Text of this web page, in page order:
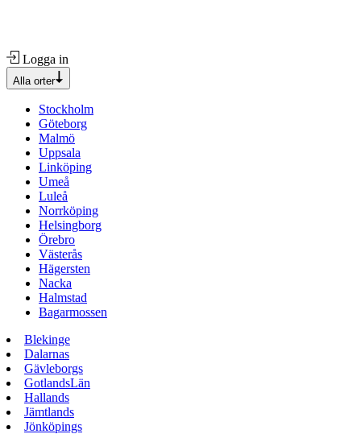
Logga in
Alla orter
Stockholm
Göteborg
Malmö
Uppsala
Linköping
Umeå
Luleå
Norrköping
Helsingborg
Örebro
Västerås
Hägersten
Nacka
Halmstad
Bagarmossen
Blekinge
Dalarnas
Gävleborgs
GotlandsLän
Hallands
Jämtlands
Jönköpings